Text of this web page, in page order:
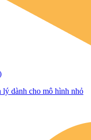
lý dành cho mô hình nhỏ